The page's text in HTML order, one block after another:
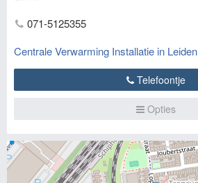
071-5125355
Centrale Verwarming Installatie in Leiden
Telefoontje
Opties